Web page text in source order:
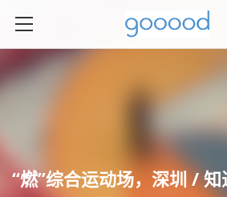
“燃”综合运动场，深圳 /